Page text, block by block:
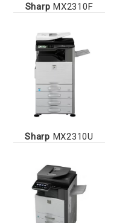
Sharp MX2310F
Sharp MX2310U